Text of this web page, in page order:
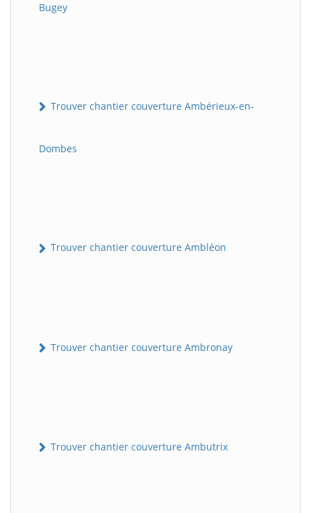
Bugey
Trouver chantier couverture Ambérieux-en-
Dombes
Trouver chantier couverture Ambléon
Trouver chantier couverture Ambronay
Trouver chantier couverture Ambutrix